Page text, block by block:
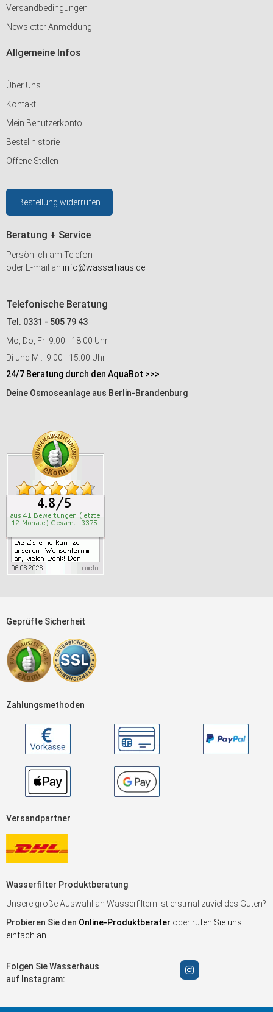
Versandbedingungen
Newsletter Anmeldung
Allgemeine Infos
Über Uns
Kontakt
Mein Benutzerkonto
Bestellhistorie
Offene Stellen
Bestellung widerrufen
Beratung + Service
Persönlich am Telefon
oder E-mail an info@wasserhaus.de
Telefonische Beratung
Tel. 0331 - 505 79 43
Mo, Do, Fr: 9:00 - 18:00 Uhr
Di und Mi: 9:00 - 15:00 Uhr
24/7 Beratung durch den AquaBot >>>
Deine Osmoseanlage aus Berlin-Brandenburg
Geprüfte Sicherheit
Zahlungsmethoden
Versandpartner
Wasserfilter Produktberatung
Unsere große Auswahl an Wasserfiltern ist erstmal zuviel des Guten?
Probieren Sie den Online-Produktberater oder rufen Sie uns
einfach an.
Folgen Sie Wasserhaus
auf Instagram: